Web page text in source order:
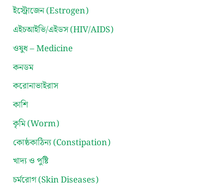
ইস্ট্রোজেন (Estrogen)
এইচআইভি/এইডস (HIV/AIDS)
ওষুধ – Medicine
কনডম
করোনাভাইরাস
কাশি
কৃমি (Worm)
কোষ্ঠকাঠিন্য (Constipation)
খাদ্য ও পুষ্টি
চর্মরোগ (Skin Diseases)